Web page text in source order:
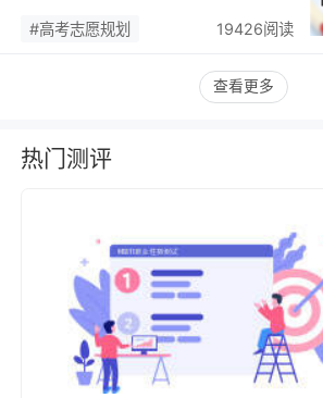
潮，藏着职业规划新逻辑…
#高考志愿规划 19426阅读
查看更多
热门测评